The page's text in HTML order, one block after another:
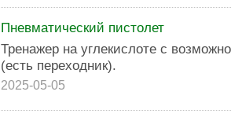
Пневматический пистолет
Тренажер на углекислоте с
(есть переходник).
2025-05-05